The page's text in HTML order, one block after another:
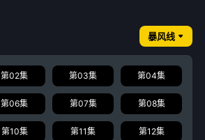
暴风线
第02集 第03集 第04集
第06集 第07集 第08集
第10集 第11集 第12集